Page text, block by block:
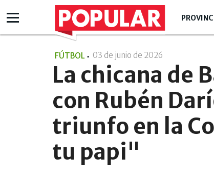
FÚTBOL 03 de junio de 2026
La chicana de
con Rubén
triunfo en la
tu papi"